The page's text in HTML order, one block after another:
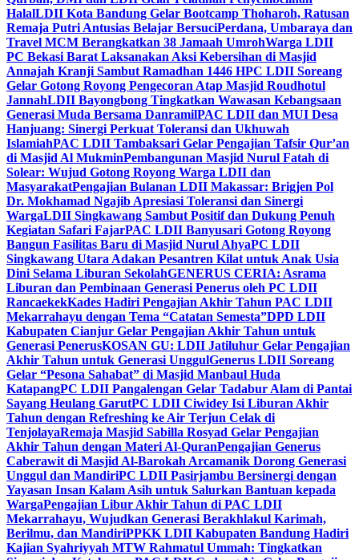
HalalLDII Kota Bandung Gelar Bootcamp Thoharoh, Ratusan
Remaja Putri Antusias Belajar BersuciPerdana, Umbaraya dan
Travel MCM Berangkatkan 38 Jamaah UmrohWarga LDII
PC Bekasi Barat Laksanakan Aksi Kebersihan di Masjid
Annajah Kranji Sambut Ramadhan 1446 HPC LDII Soreang
Gelar Gotong Royong Pengecoran Atap Masjid Roudhotul
JannahLDII Bayongbong Tingkatkan Wawasan Kebangsaan
Generasi Muda Bersama DanramilPAC LDII dan MUI Desa
Hanjuang: Sinergi Perkuat Toleransi dan Ukhuwah
IslamiahPAC LDII Tambaksari Gelar Pengajian Tafsir Qur’an
di Masjid Al MukminPembangunan Masjid Nurul Fatah di
Solear: Wujud Gotong Royong Warga LDII dan
MasyarakatPengajian Bulanan LDII Makassar: Brigjen Pol
Dr. Mokhamad Ngajib Apresiasi Toleransi dan Sinergi
WargaLDII Singkawang Sambut Positif dan Dukung Penuh
Kegiatan Safari FajarPAC LDII Banyusari Gotong Royong
Bangun Fasilitas Baru di Masjid Nurul AhyaPC LDII
Singkawang Utara Adakan Pesantren Kilat untuk Anak Usia
Dini Selama Liburan SekolahGENERUS CERIA: Asrama
Liburan dan Pembinaan Generasi Penerus oleh PC LDII
RancaekekKades Hadiri Pengajian Akhir Tahun PAC LDII
Mekarrahayu dengan Tema “Catatan Semesta”DPD LDII
Kabupaten Cianjur Gelar Pengajian Akhir Tahun untuk
Generasi PenerusKOSAN GU: LDII Jatiluhur Gelar Pengajian
Akhir Tahun untuk Generasi UnggulGenerus LDII Soreang
Gelar “Pesona Sahabat” di Masjid Manbaul Huda
KatapangPC LDII Pangalengan Gelar Tadabur Alam di Pantai
Sayang Heulang GarutPC LDII Ciwidey Isi Liburan Akhir
Tahun dengan Refreshing ke Air Terjun Celak di
TenjolayaRemaja Masjid Sabilla Rosyad Gelar Pengajian
Akhir Tahun dengan Materi Al-QuranPengajian Generus
Caberawit di Masjid Al-Barokah Arcamanik Dorong Generasi
Unggul dan MandiriPC LDII Pasirjambu Bersinergi dengan
Yayasan Insan Kalam Asih untuk Salurkan Bantuan kepada
WargaPengajian Libur Akhir Tahun di PAC LDII
Mekarrahayu, Wujudkan Generasi Berakhlakul Karimah,
Berilmu, dan MandiriPPKK LDII Kabupaten Bandung Hadiri
Kajian Syahriyyah MTW Rahmatul Ummah: Tingkatkan